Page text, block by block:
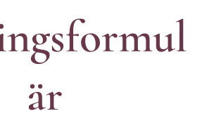
är